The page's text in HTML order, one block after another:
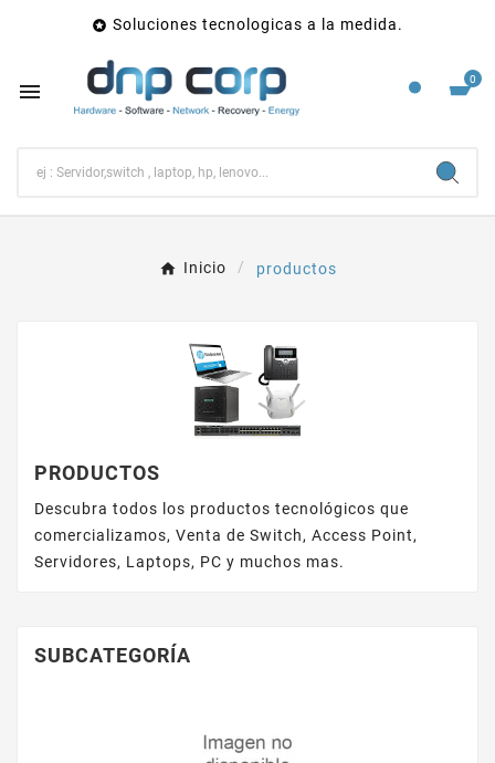
 Soluciones tecnologicas a la medida.
 0
Inicio productos
PRODUCTOS
Descubra todos los productos tecnológicos que
comercializamos, Venta de Switch, Access Point,
Servidores, Laptops, PC y muchos mas.
SUBCATEGORÍA